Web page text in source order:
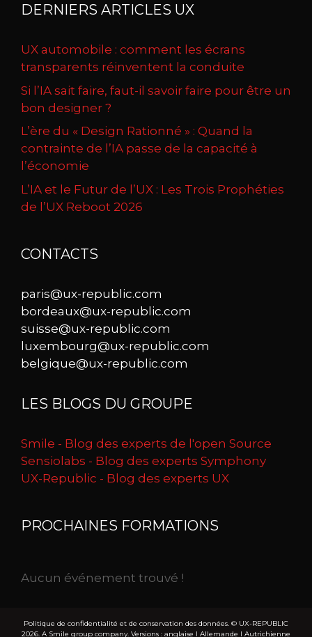
DERNIERS ARTICLES UX
UX automobile : comment les écrans
transparents réinventent la conduite
Si l’IA sait faire, faut-il savoir faire pour être un
bon designer ?
L’ère du « Design Rationné » : Quand la
contrainte de l’IA passe de la capacité à
l’économie
L’IA et le Futur de l’UX : Les Trois Prophéties
de l’UX Reboot 2026
CONTACTS
paris@ux-republic.com
bordeaux@ux-republic.com
suisse@ux-republic.com
luxembourg@ux-republic.com
belgique@ux-republic.com
LES BLOGS DU GROUPE
Smile - Blog des experts de l'open Source
Sensiolabs - Blog des experts Symphony
UX-Republic - Blog des experts UX
PROCHAINES FORMATIONS
Aucun événement trouvé !
Politique de confidentialité et de conservation des données. © UX-REPUBLIC
2026. A Smile group company. Versions : anglaise I Allemande I Autrichienne